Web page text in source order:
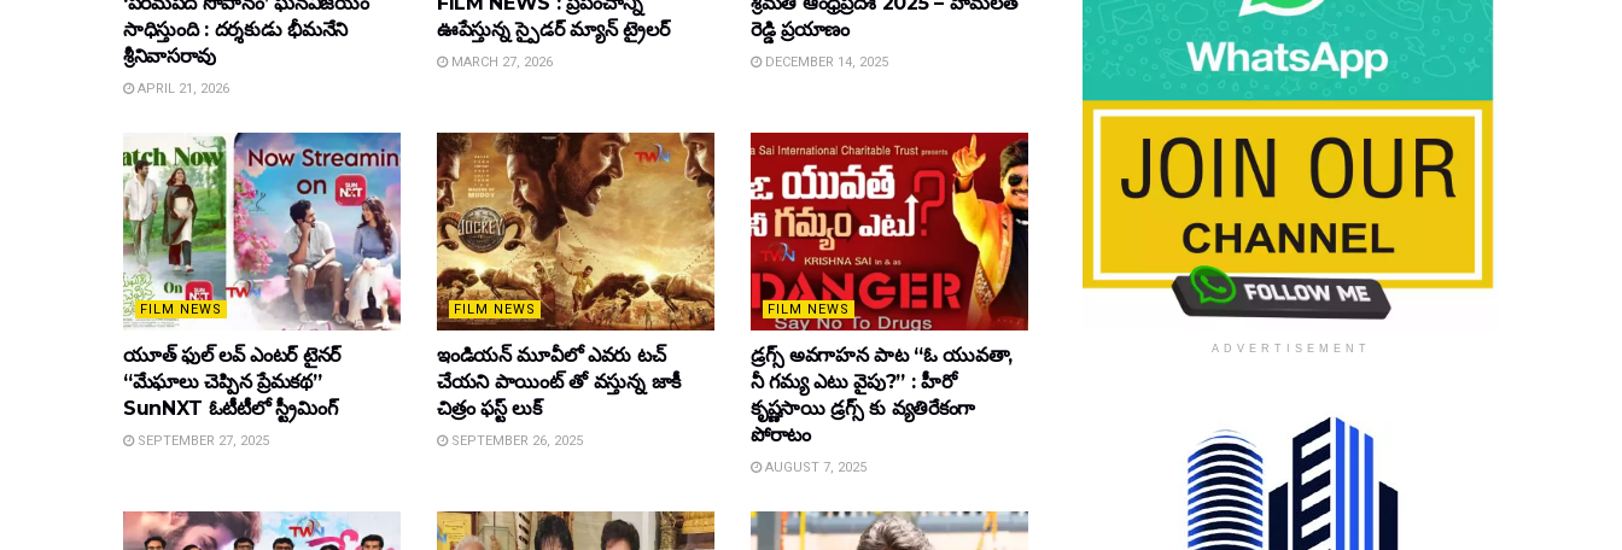
సాధిస్తుంది : దర్శకుడు భీమనేని
శ్రీనివాసరావు
APRIL 21, 2026
ఊపేస్తున్న స్పైడర్ మ్యాన్ ట్రైలర్
MARCH 27, 2026
రెడ్డి ప్రయాణం
DECEMBER 14, 2025
FILM NEWS
యూత్ ఫుల్ లవ్ ఎంటర్ టైనర్
“మేఘాలు చెప్పిన ప్రేమకథ”
SunNXT ఓటీటీలో స్ట్రీమింగ్
SEPTEMBER 27, 2025
FILM NEWS
ఇండియన్ మూవీలో ఎవరు టచ్
చేయని పాయింట్ తో వస్తున్న జాకీ
చిత్రం ఫస్ట్ లుక్
SEPTEMBER 26, 2025
FILM NEWS
డ్రగ్స్ అవగాహన పాట “ఓ యువతా,
నీ గమ్య ఎటు వైపు?” : హీరో
కృష్ణసాయి డ్రగ్స్ కు వ్యతిరేకంగా
పోరాటం
AUGUST 7, 2025
ADVERTISEMENT